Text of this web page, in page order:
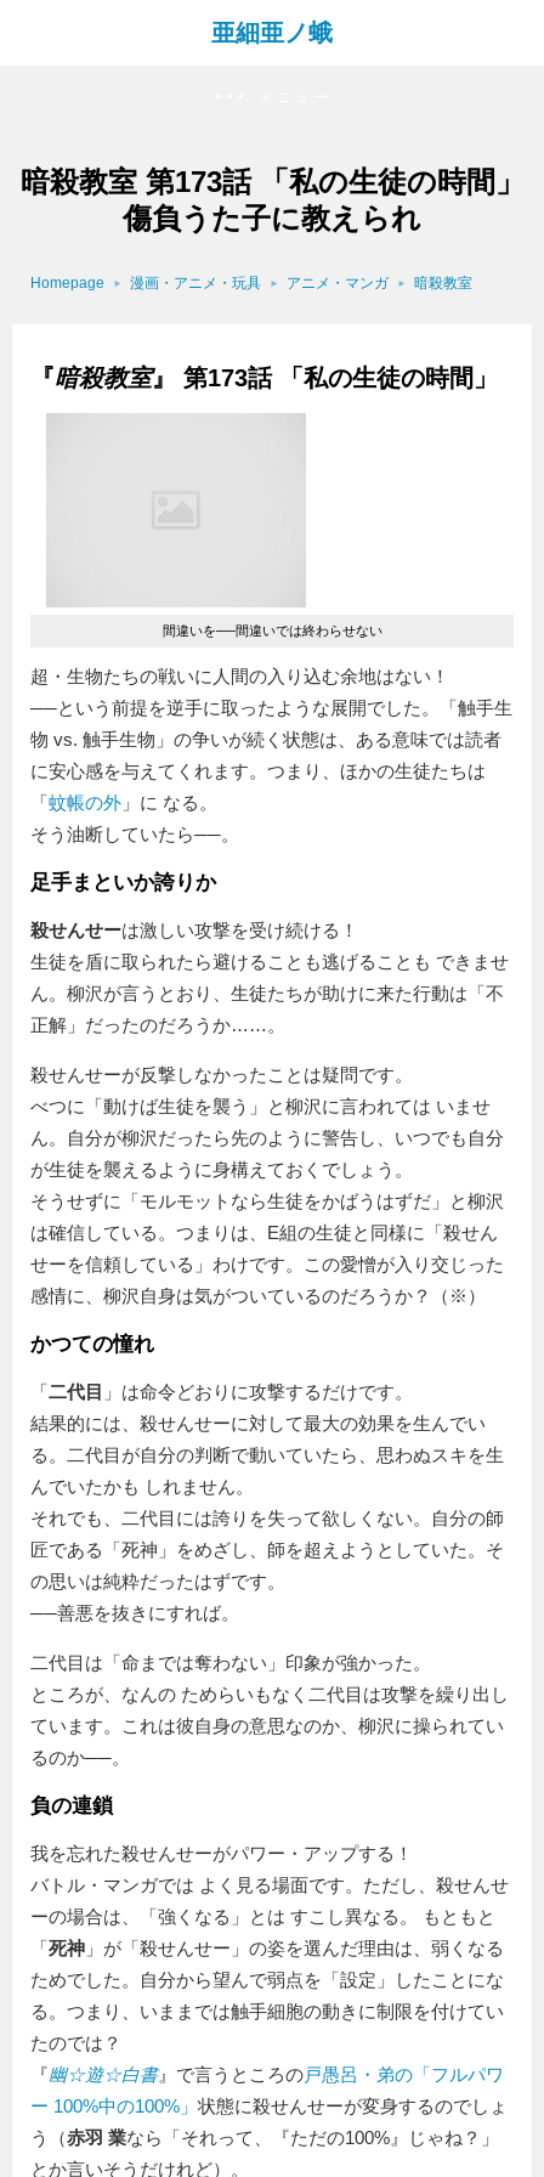
亜細亜ノ蛾
暗殺教室 第173話 「私の生徒の時間」
傷負うた子に教えられ
Homepage 漫画・アニメ・玩具 アニメ・マンガ 暗殺教室
『暗殺教室』 第173話 「私の生徒の時間」
間違いを──間違いでは終わらせない
超・生物たちの戦いに人間の入り込む余地はない！
──という前提を逆手に取ったような展開でした。「触手生
物 vs. 触手生物」の争いが続く状態は、ある意味では読者
に安心感を与えてくれます。つまり、ほかの生徒たちは
「蚊帳の外 」に なる。
そう油断していたら──。
足手まといか誇りか
殺せんせーは激しい攻撃を受け続ける！
生徒を盾に取られたら避けることも逃げることも できませ
ん。柳沢が言うとおり、生徒たちが助けに来た行動は
不
正解
だったのだろうか……。
殺せんせーが反撃しなかったことは疑問です。
べつに「動けば生徒を襲う」と柳沢に言われては いませ
ん。自分が柳沢だったら先のように警告し、いつでも自分
が生徒を襲えるように身構えておくでしょう。
そうせずに「モルモットなら生徒をかばうはずだ」と柳沢
は確信している。つまりは、E組の生徒と同様に「殺せん
せーを信頼している」わけです。この愛憎が入り交じった
感情に、柳沢自身は気がついているのだろうか？（※）
かつての憧れ
「二代目 」は命令どおりに攻撃するだけです。
結果的には、殺せんせーに対して最大の効果を生んでい
る。二代目が自分の判断で動いていたら、思わぬスキを生
んでいたかも しれません。
それでも、二代目には誇りを失って欲しくない。自分の師
匠である「死神」をめざし、師を超えようとしていた。そ
の思いは純粋だったはずです。
──善悪を抜きにすれば。
二代目は「命までは奪わない」印象が強かった。
ところが、なんの ためらいもなく二代目は攻撃を繰り出し
ています。これは彼自身の意思なのか、柳沢に操られてい
るのか──。
負の連鎖
我を忘れた殺せんせーがパワー・アップする！
バトル・マンガでは よく見る場面です。ただし、殺せんせ
ーの場合は、「強くなる」とは すこし異なる。 もともと
「死神 」が「殺せんせー」の姿を選んだ理由は、弱くなる
ためでした。自分から望んで弱点を「設定」したことにな
る。つまり、いままでは触手細胞の動きに制限を付けてい
たのでは？
『幽☆遊☆白書』で言うところの戸愚呂・弟の「フルパワ
ー 100%中の100%」 状態に殺せんせーが変身するのでしょ
う（赤羽 業なら「それって、『ただの100%』じゃね？」
とか言いそうだけれど）。